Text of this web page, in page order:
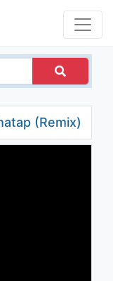
(Remix)